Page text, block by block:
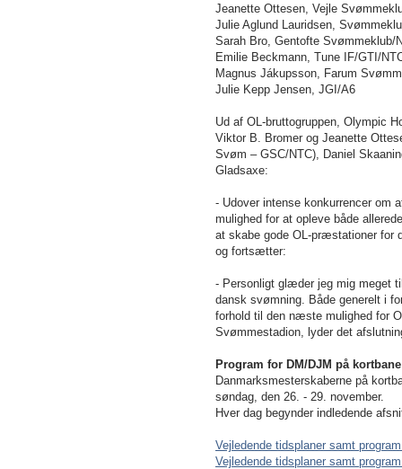
Jeanette Ottesen, Vejle
Julie Aglund Lauridsen,
Sarah Bro, Gentofte Svømmeklub/
Emilie Beckmann, Tune IF/GTI/
Magnus Jákupsson, Farum
Julie Kepp Jensen, JGI/A6
Ud af OL-bruttogruppen, Olympic
Viktor B. Bromer og Jeanette
Svøm – GSC/NTC), Daniel
Gladsaxe:
- Udover intense konkurrencer om
mulighed for at opleve både
at skabe gode OL-præstationer for
og fortsætter:
- Personligt glæder jeg mig meget
dansk svømning. Både generelt i
forhold til den næste mulighed for
Svømmestadion, lyder det
Program for DM/DJM på kortbane
Danmarksmesterskaberne på
søndag, den 26. - 29. november.
Hver dag begynder indledende
Vejledende tidsplaner samt
Vejledende tidsplaner samt